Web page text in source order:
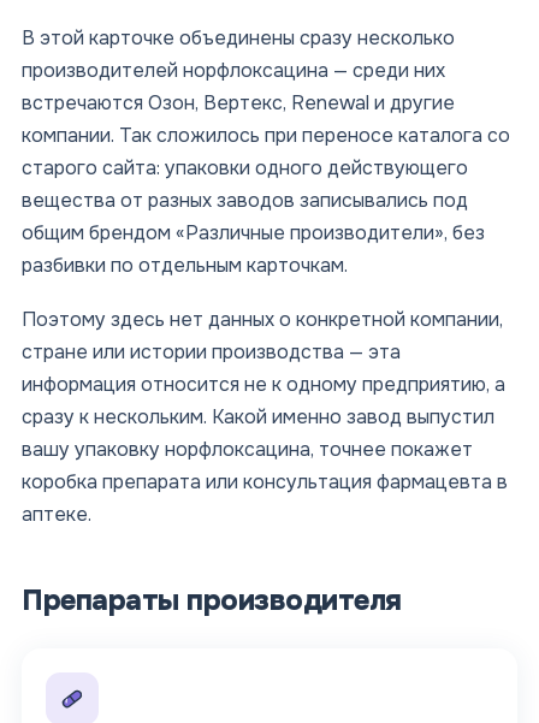
В этой карточке объединены сразу несколько
производителей норфлоксацина — среди них
встречаются Озон, Вертекс, Renewal и другие
компании. Так сложилось при переносе каталога со
старого сайта: упаковки одного действующего
вещества от разных заводов записывались под
общим брендом «Различные производители», без
разбивки по отдельным карточкам.
Поэтому здесь нет данных о конкретной компании,
стране или истории производства — эта
информация относится не к одному предприятию, а
сразу к нескольким. Какой именно завод выпустил
вашу упаковку норфлоксацина, точнее покажет
коробка препарата или консультация фармацевта в
аптеке.
Препараты производителя